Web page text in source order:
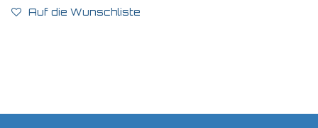
Auf die Wunschliste